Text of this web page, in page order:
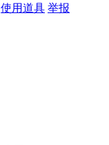
使用道具 举报